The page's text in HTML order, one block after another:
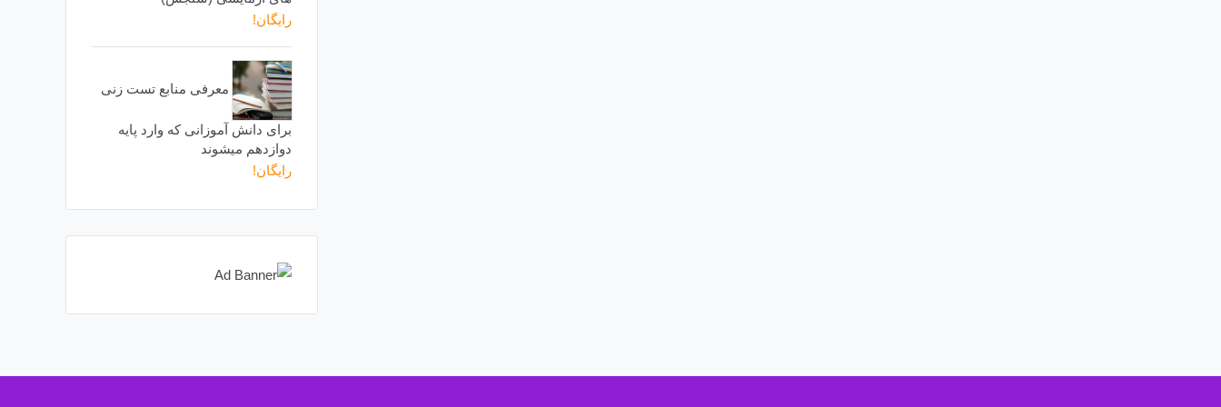
رایگان!
معرفی منابع تست زنی
برای دانش آموزانی که وارد پایه
دوازدهم میشوند
رایگان!